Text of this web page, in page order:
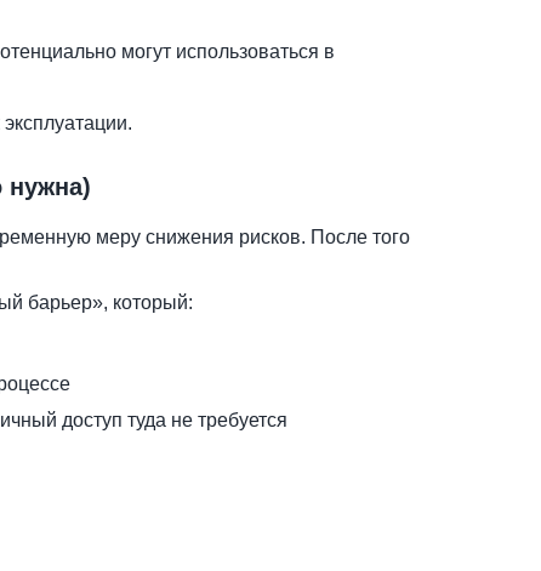
могут использоваться в
нужна)
меру снижения рисков. После того
барьер», который:
доступ туда не требуется